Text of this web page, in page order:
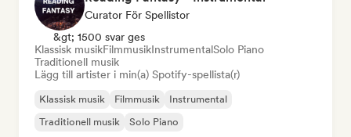
Curator För Spellistor
&gt; 1500 svar ges
Klassisk musikFilmmusikInstrumentalSolo Piano
Traditionell musik
Lägg till artister i min(a) Spotify-spellista(r)
Klassisk musik Filmmusik
Instrumental
Traditionell musik
Solo Piano